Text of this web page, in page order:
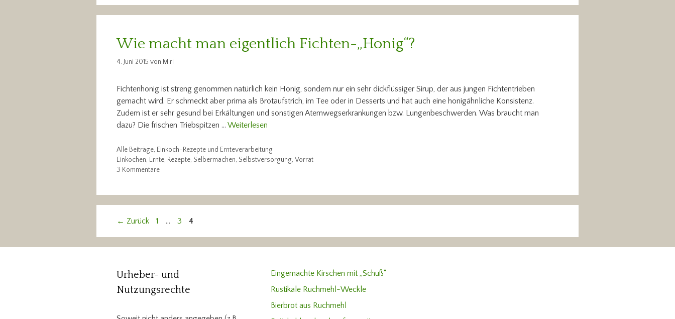
Wie macht man eigentlich Fichten-„Honig“?
4. Juni 2015 von Miri
Fichtenhonig ist streng genommen natürlich kein Honig, sondern nur ein sehr dickflüssiger Sirup, der aus jungen Fichtentrieben
gemacht wird. Er schmeckt aber prima als Brotaufstrich, im Tee oder in Desserts und hat auch eine honigähnliche Konsistenz.
Zudem ist er sehr gesund bei Erkältungen und sonstigen Atemwegserkrankungen bzw. Lungenbeschwerden. Was braucht man
dazu? Die frischen Triebspitzen … Weiterlesen
Kategorien
Alle Beiträge, Einkoch-Rezepte und Ernteverarbeitung
Schlagwörter
Einkochen, Ernte, Rezepte, Selbermachen, Selbstversorgung, Vorrat
3 Kommentare
← Zurück Seite
1 … Seite
3 Seite
4
Urheber- und
Nutzungsrechte
Eingemachte Kirschen mit „Schuß“
Rustikale Ruchmehl-Weckle
Bierbrot aus Ruchmehl